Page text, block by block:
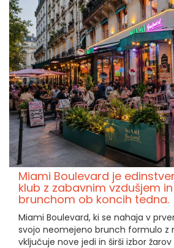
Miami Boulevard je
klub z zabavnim vzdušjem
brunchom ob koncih tedna.
Miami Boulevard, ki se nahaja v
svojo neomejeno brunch formulo z
vključuje nove jedi in širši izbor